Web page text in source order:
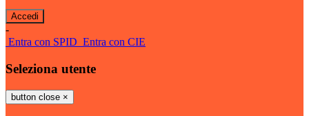
-
Entra con SPID Entra con CIE
Seleziona utente
button close ×